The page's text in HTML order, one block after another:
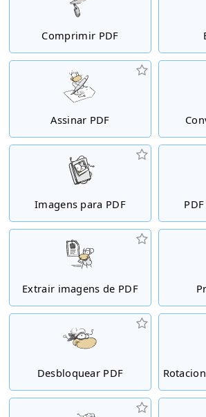
Comprimir PDF
Assinar PDF
Imagens para PDF
Extrair imagens de PDF
Desbloquear PDF